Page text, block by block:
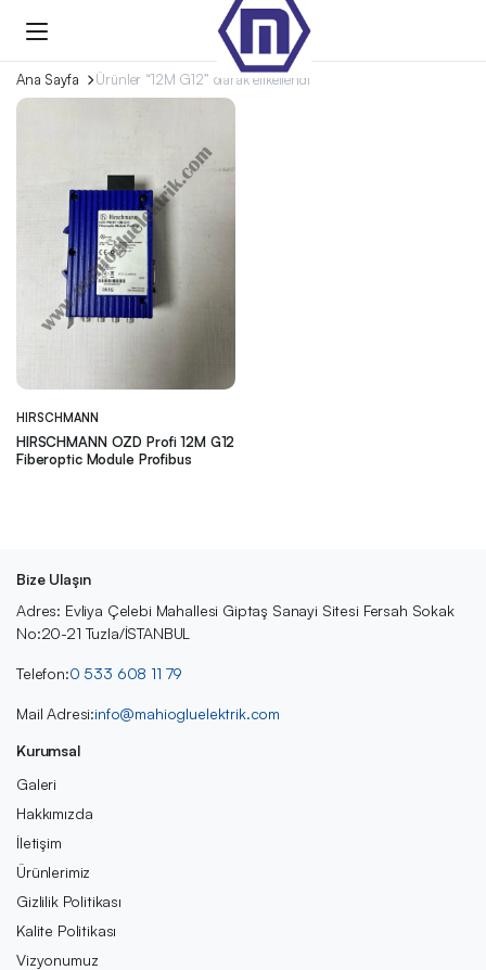
Ana Sayfa Ürünler “12M G12” olarak etiketlendi
HIRSCHMANN
HIRSCHMANN OZD Profi 12M G12
Fiberoptic Module Profibus
Bize Ulaşın
Adres: Evliya Çelebi Mahallesi Giptaş Sanayi Sitesi Fersah Sokak
No:20-21 Tuzla/İSTANBUL
Telefon:0 533 608 11 79
Mail Adresi:info@mahiogluelektrik.com
Kurumsal
Galeri
Hakkımızda
İletişim
Ürünlerimiz
Gizlilik Politikası
Kalite Politikası
Vizyonumuz